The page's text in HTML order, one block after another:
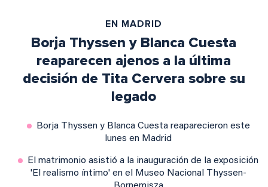
EN MADRID
Borja Thyssen y Blanca Cuesta
reaparecen ajenos a la última
decisión de Tita Cervera sobre su
legado
Borja Thyssen y Blanca Cuesta reaparecieron este
lunes en Madrid
El matrimonio asistió a la inauguración de la exposición
'El realismo íntimo' en el Museo Nacional Thyssen-